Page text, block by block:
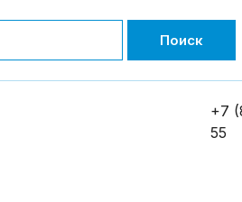
Поиск
+7
55